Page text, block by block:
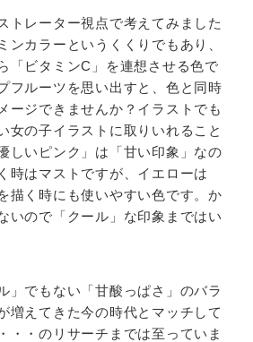
トレーター視点で考えてみました
ンカラーというくくりでもあり、
「ビタミンC」を連想させる色で
フルーツを思い出すと、色と同時
ージできませんか？イラストでも
女の子イラストに取りいれること
しいピンク」は「甘い印象」なの
時はマストですが、イエローは
描く時にも使いやすい色です。か
いので「クール」な印象まではい
」でもない「甘酸っぱさ」のバラ
増えてきた今の時代とマッチして
・・のリサーチまでは至っていま